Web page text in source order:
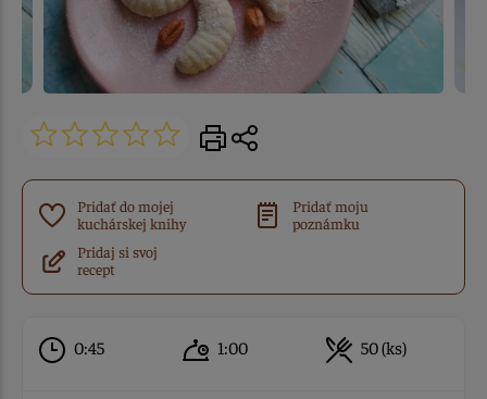
Pridať do mojej
kuchárskej knihy
Pridať moju
poznámku
Pridaj si svoj
recept
0:45 1:00 50 (ks)